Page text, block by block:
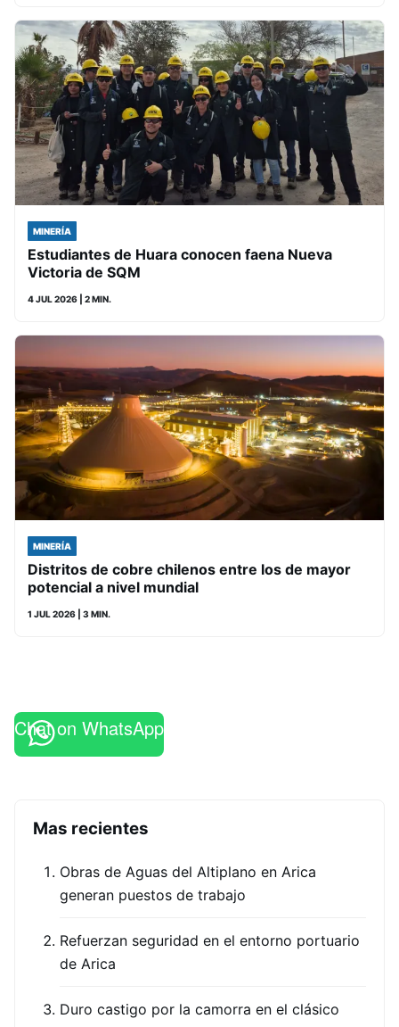
MINERÍA
Estudiantes de Huara conocen faena Nueva
Victoria de SQM
4 JUL 2026 | 2 MIN.
MINERÍA
Distritos de cobre chilenos entre los de mayor
potencial a nivel mundial
1 JUL 2026 | 3 MIN.
Chat on WhatsApp
Mas recientes
Obras de Aguas del Altiplano en Arica
generan puestos de trabajo
Refuerzan seguridad en el entorno portuario
de Arica
Duro castigo por la camorra en el clásico